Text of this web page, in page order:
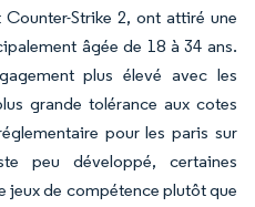
Strike 2, ont attiré une
âgée de 18 à 34 ans.
plus élevé avec les
grande tolérance aux cotes
pour les paris sur
peu développé, certaines
jeux de compétence plutôt que